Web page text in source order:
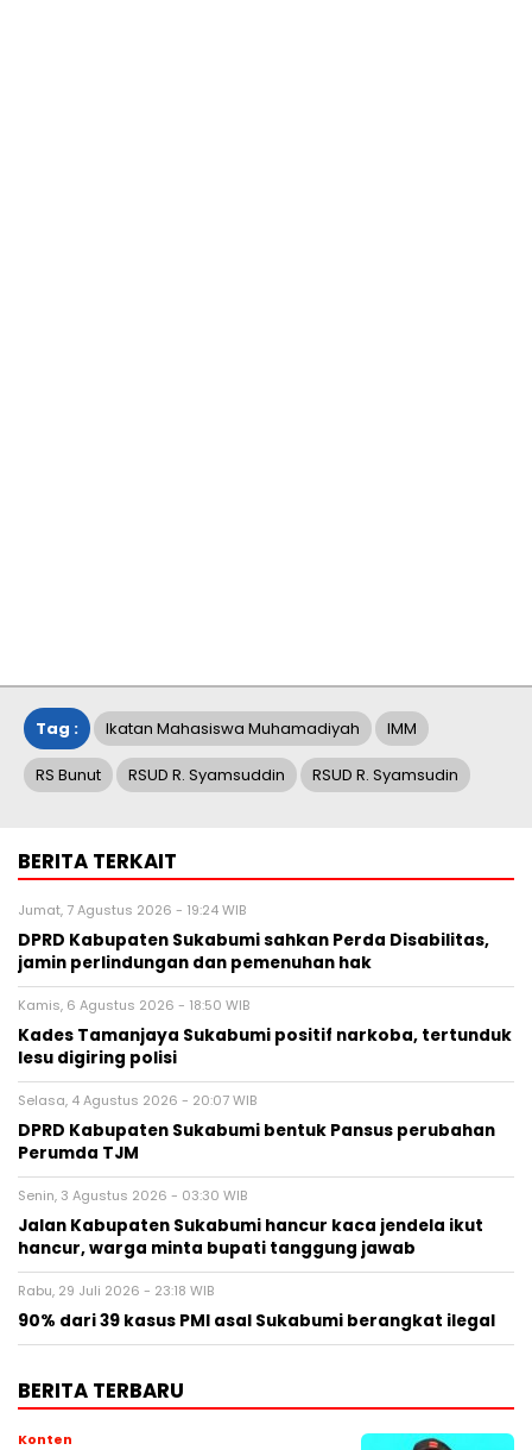
Tag : Ikatan Mahasiswa Muhamadiyah IMM
RS Bunut RSUD R. Syamsuddin RSUD R. Syamsudin
BERITA TERKAIT
Jumat, 7 Agustus 2026 - 19:24 WIB
DPRD Kabupaten Sukabumi sahkan Perda Disabilitas,
jamin perlindungan dan pemenuhan hak
Kamis, 6 Agustus 2026 - 18:50 WIB
Kades Tamanjaya Sukabumi positif narkoba, tertunduk
lesu digiring polisi
Selasa, 4 Agustus 2026 - 20:07 WIB
DPRD Kabupaten Sukabumi bentuk Pansus perubahan
Perumda TJM
Senin, 3 Agustus 2026 - 03:30 WIB
Jalan Kabupaten Sukabumi hancur kaca jendela ikut
hancur, warga minta bupati tanggung jawab
Rabu, 29 Juli 2026 - 23:18 WIB
90% dari 39 kasus PMI asal Sukabumi berangkat ilegal
BERITA TERBARU
Konten